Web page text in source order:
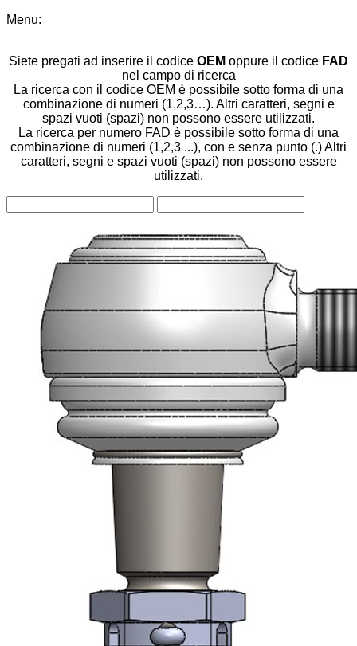
Menu:
Siete pregati ad inserire il codice OEM oppure il codice FAD
nel campo di ricerca
La ricerca con il codice OEM è possibile sotto forma di una
combinazione di numeri (1,2,3…). Altri caratteri, segni e
spazi vuoti (spazi) non possono essere utilizzati.
La ricerca per numero FAD è possibile sotto forma di una
combinazione di numeri (1,2,3 ...), con e senza punto (.) Altri
caratteri, segni e spazi vuoti (spazi) non possono essere
utilizzati.